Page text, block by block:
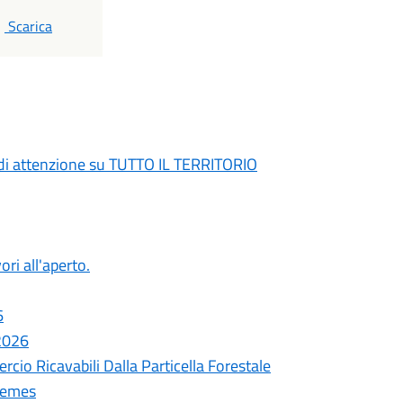
PDF
Scarica
su TUTTO IL TERRITORIO
all'aperto.
Ricavabili Dalla Particella Forestale